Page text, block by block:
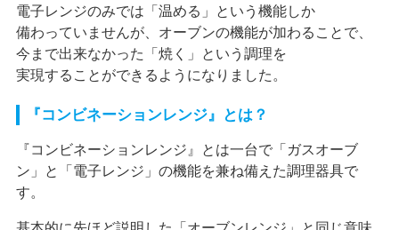
電子レンジのみでは「温める」という機能しか
備わっていませんが、オーブンの機能が加わることで、
今まで出来なかった「焼く」という調理を
実現することができるようになりました。
『コンビネーションレンジ』とは？
『コンビネーションレンジ』とは一台で「ガスオーブ
ン」と「電子レンジ」の機能を兼ね備えた調理器具で
す。